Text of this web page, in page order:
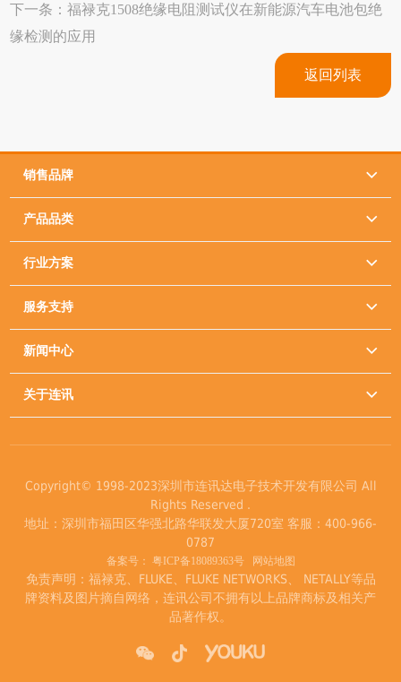
下一条：福禄克1508绝缘电阻测试仪在新能源汽车电池包绝
缘检测的应用
返回列表
销售品牌 
产品品类 
行业方案 
服务支持 
新闻中心 
关于连讯 
Copyright© 1998-2023深圳市连讯达电子技术开发有限公司 All
Rights Reserved .
地址：深圳市福田区华强北路华联发大厦720室 客服：400-966-
0787
备案号： 粤ICP备18089363号 网站地图
免责声明：福禄克、FLUKE、FLUKE NETWORKS、 NETALLY等品
牌资料及图片摘自网络，连讯公司不拥有以上品牌商标及相关产
品著作权。